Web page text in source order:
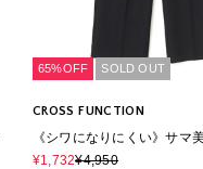
65%OFF SOLD OUT
CROSS FUNCTION
《シワになりにくい》サマ
プレスストレートパンツ
¥1,732¥4,950